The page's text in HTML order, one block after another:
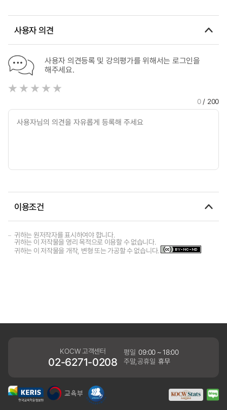
사용자 의견
사용자 의견등록 및 강의평가를 위해서는 로그인을
해주세요.
0/ 200
이용조건
귀하는 원저작자를 표시하여야 합니다.
귀하는 이 저작물을 영리 목적으로 이용할 수 없습니다.
귀하는 이 저작물을 개작, 변형 또는 가공할 수 없습니다.
KOCW 고객센터
02-6271-0208
평일 09:00 ~ 18:00
주말,공휴일 휴무